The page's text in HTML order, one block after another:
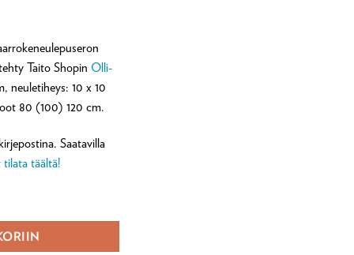
Taito Shopin Olli-
neuletiheys: 10 x 10
80 (100) 120 cm.
Saatavilla
tilata täältä!